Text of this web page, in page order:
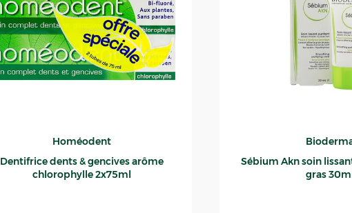
Homéodent
Dentifrice dents & gencives arôme
chlorophylle 2x75ml
Sébium Akn soin lissant
gras